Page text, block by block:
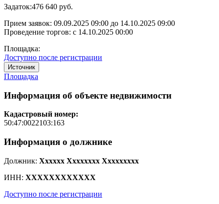
Задаток:476 640 руб.
Прием заявок: 09.09.2025 09:00 до 14.10.2025 09:00
Проведение торгов: с 14.10.2025 00:00
Площадка:
Доступно после регистрации
Источник
Площадка
Информация об объекте недвижимости
Кадастровый номер:
50:47:0022103:163
Информация о должнике
Должник: Xxxxxx Xxxxxxxx Xxxxxxxxx
ИНН: XXXXXXXXXXXX
Доступно после регистрации